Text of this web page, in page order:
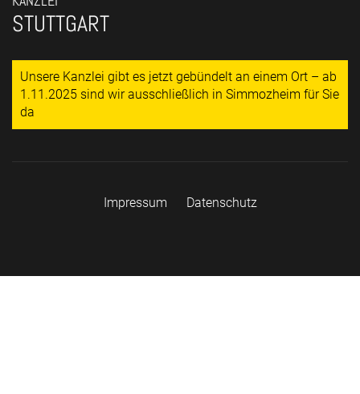
STUTTGART
Unsere Kanzlei gibt es jetzt gebündelt an einem Ort – ab
1.11.2025 sind wir ausschließlich in Simmozheim für Sie
da
Impressum Datenschutz